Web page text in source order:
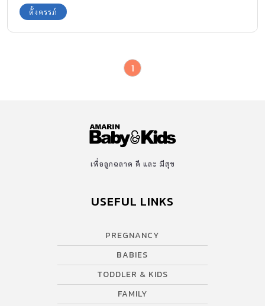
ตั้งครรภ์
1
เพื่อลูกฉลาด ดี และ มีสุข
USEFUL LINKS
PREGNANCY
BABIES
TODDLER & KIDS
FAMILY